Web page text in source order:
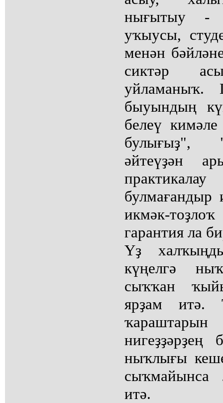
нығытыу -
уҡыусы,
менән
сиктәр
уйламаныҡ.
быуындың
белеү
булығыҙ",
әйтеүҙән
булмағандыр
икмәк-
гарантия ла
Үҙ
күңелгә
сыҡҡан
ярҙам
нигеҙҙәрҙең
ныҡлығы
сыҡмайынса
итә.